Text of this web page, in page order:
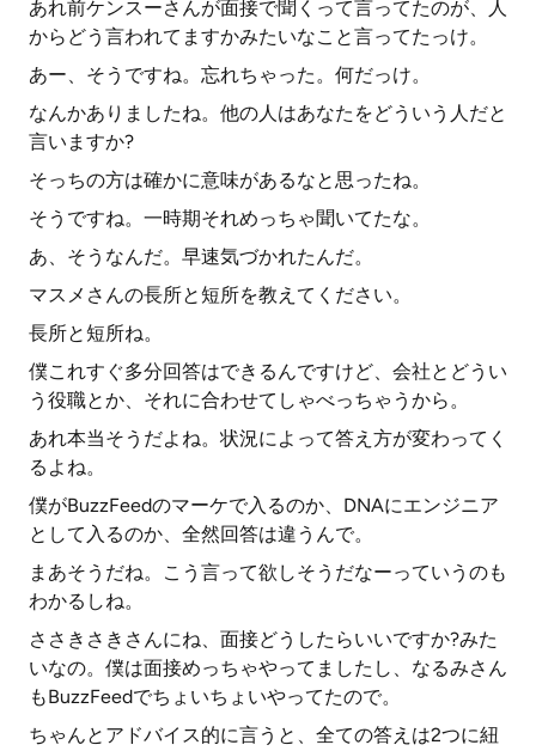
あれ前ケンスーさんが面接で聞くって言ってたのが、人
からどう言われてますかみたいなこと言ってたっけ。
あー、そうですね。忘れちゃった。何だっけ。
なんかありましたね。他の人はあなたをどういう人だと
言いますか?
そっちの方は確かに意味があるなと思ったね。
そうですね。一時期それめっちゃ聞いてたな。
あ、そうなんだ。早速気づかれたんだ。
マスメさんの長所と短所を教えてください。
長所と短所ね。
僕これすぐ多分回答はできるんですけど、会社とどうい
う役職とか、それに合わせてしゃべっちゃうから。
あれ本当そうだよね。状況によって答え方が変わってく
るよね。
僕がBuzzFeedのマーケで入るのか、DNAにエンジニア
として入るのか、全然回答は違うんで。
まあそうだね。こう言って欲しそうだなーっていうのも
わかるしね。
ささきさきさんにね、面接どうしたらいいですか?みた
いなの。僕は面接めっちゃやってましたし、なるみさん
もBuzzFeedでちょいちょいやってたので。
ちゃんとアドバイス的に言うと、全ての答えは2つに紐